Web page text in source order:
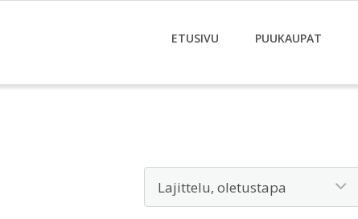
ETUSIVU PUUKAUPAT